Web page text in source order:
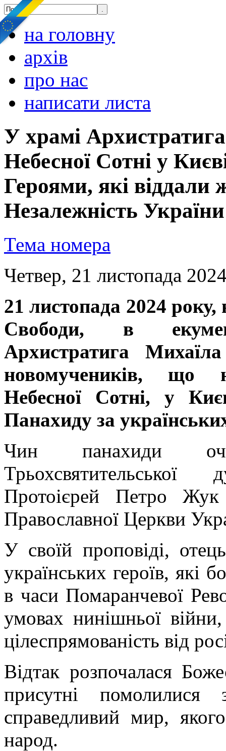
на головну
архів
про нас
написати листа
У храмі
Небесної Сотні у
Героями, які віддали
Незалежність України
Тема номера
Четвер, 21 листопада
21 листопада 2024 року,
Свободи, в
Архистратига
новомучеників, що
Небесної Сотні, у
Панахиду за
Чин панахиди
Протоієрей Петро Жук
Православної Церкви
У своїй проповіді,
українських героїв, які
в часи Помаранчевої
умовах нинішньої
цілеспрямованість від
Відтак розпочалася
присутні
справедливий мир,
народ.